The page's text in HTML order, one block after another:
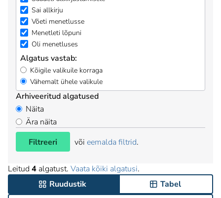
Sai allkirju
Võeti menetlusse
Menetleti lõpuni
Oli menetluses
Algatus vastab:
Kõigile valikuile korraga
Vähemalt ühele valikule
Arhiveeritud algatused
Näita
Ära näita
Filtreeri
või eemalda filtrid.
Leitud 4 algatust. Vaata kõiki algatusi.
Ruudustik
Tabel